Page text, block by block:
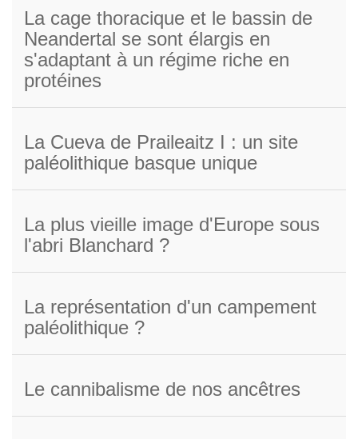
La cage thoracique et le bassin de
Neandertal se sont élargis en
s'adaptant à un régime riche en
protéines
La Cueva de Praileaitz I : un site
paléolithique basque unique
La plus vieille image d'Europe sous
l'abri Blanchard ?
La représentation d'un campement
paléolithique ?
Le cannibalisme de nos ancêtres